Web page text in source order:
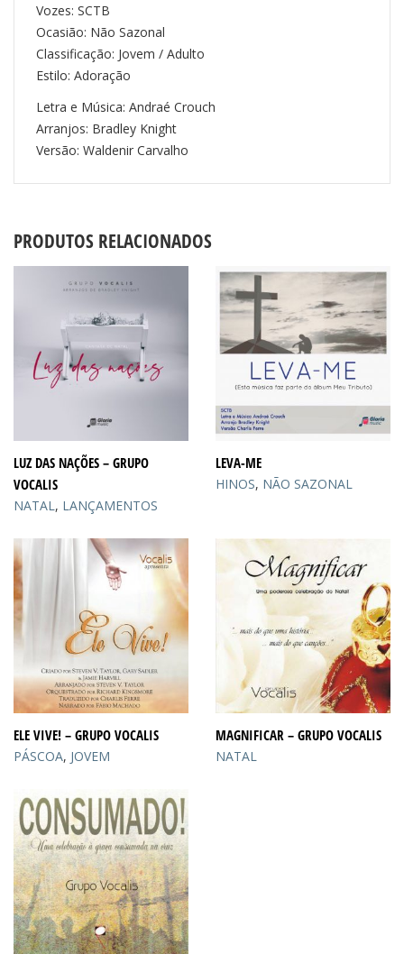
Vozes: SCTB
Ocasião: Não Sazonal
Classificação: Jovem / Adulto
Estilo: Adoração
Letra e Música: Andraé Crouch
Arranjos: Bradley Knight
Versão: Waldenir Carvalho
PRODUTOS RELACIONADOS
LUZ DAS NAÇÕES – GRUPO
VOCALIS
NATAL, LANÇAMENTOS
LEVA-ME
HINOS, NÃO SAZONAL
ELE VIVE! – GRUPO VOCALIS
PÁSCOA, JOVEM
MAGNIFICAR – GRUPO VOCALIS
NATAL